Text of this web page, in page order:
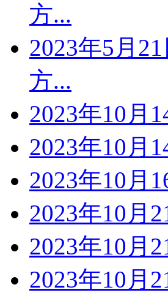
方...
2023年5月
方...
2023年10月
2023年10月
2023年10月
2023年10月
2023年10月
2023年10月